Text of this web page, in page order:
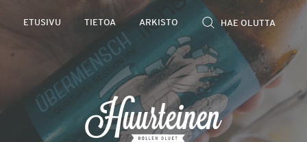
ETUSIVU TIETOA ARKISTO